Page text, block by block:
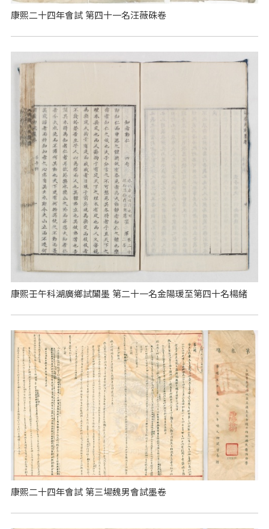
康熙二十四年會試 第四十一名汪薇硃卷
康熙壬午科湖廣鄉試闈墨 第二十一名金陽瑗至第四十名楊緒
康熙二十四年會試 第三場魏男會試墨卷